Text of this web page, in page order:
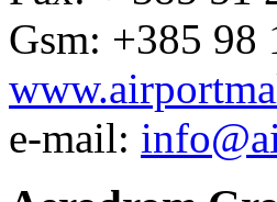
Gsm: +385 98
e-mail: